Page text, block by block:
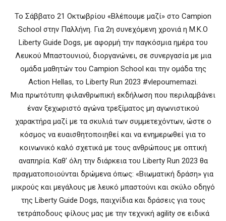
Το Σάββατο 21 Οκτωβρίου «Βλέπουμε μαζί» στο Campion
School στην Παλλήνη. Για 2η συνεχόμενη χρονιά η M.K.O
Liberty Guide Dogs, με αφορμή την παγκόσμια ημέρα του
Λευκού Μπαστουνιού, διοργανώνει, σε συνεργασία με μια
ομάδα μαθητών του Campion School και την ομάδα της
Action Hellas, το Liberty Run 2023 #vlepoumemazi.
Μια πρωτότυπη φιλανθρωπική εκδήλωση που περιλαμβάνει
έναν ξεχωριστό αγώνα τρεξίματος μη αγωνιστικού
χαρακτήρα μαζί με τα σκυλιά των συμμετεχόντων, ώστε ο
κόσμος να ευαισθητοποιηθεί και να ενημερωθεί για το
κοινωνικό καλό σχετικά με τους ανθρώπους με οπτική
αναπηρία. Καθ’ όλη την διάρκεια του Liberty Run 2023 θα
πραγματοποιούνται δρώμενα όπως: «Βιωματική δράση» για
μικρούς και μεγάλους με λευκό μπαστούνι και σκύλο οδηγό
της Liberty Guide Dogs, παιχνίδια και δράσεις για τους
τετράποδους φίλους μας με την τεχνική agility σε ειδικά